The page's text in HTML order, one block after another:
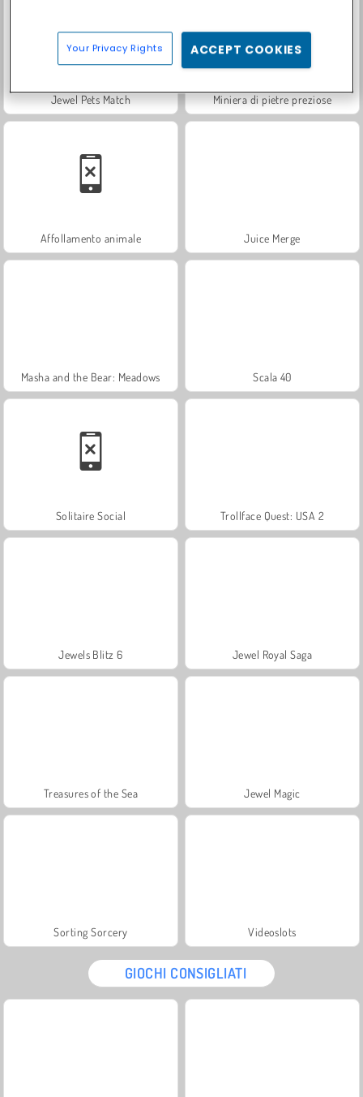
Jewel Pets Match Miniera di pietre preziose
Affollamento animale Juice Merge
Masha and the Bear: Meadows Scala 40
Solitaire Social Trollface Quest: USA 2
Jewels Blitz 6 Jewel Royal Saga
Treasures of the Sea Jewel Magic
Sorting Sorcery Videoslots
GIOCHI CONSIGLIATI
Your Privacy Rights ACCEPT COOKIES